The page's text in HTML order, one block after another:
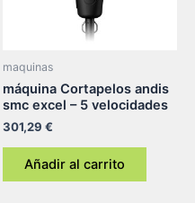
maquinas
máquina Cortapelos andis
smc excel – 5 velocidades
301,29 €
Añadir al carrito